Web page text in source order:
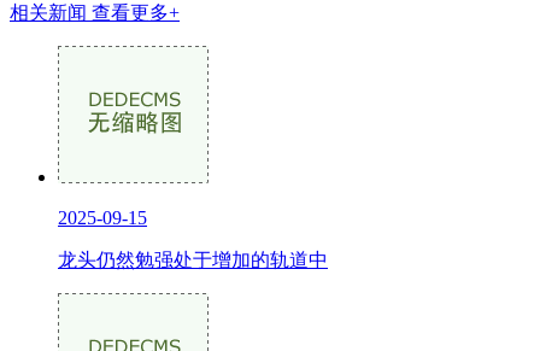
相关新闻 查看更多+
2025-09-15
龙头仍然勉强处于增加的轨道中